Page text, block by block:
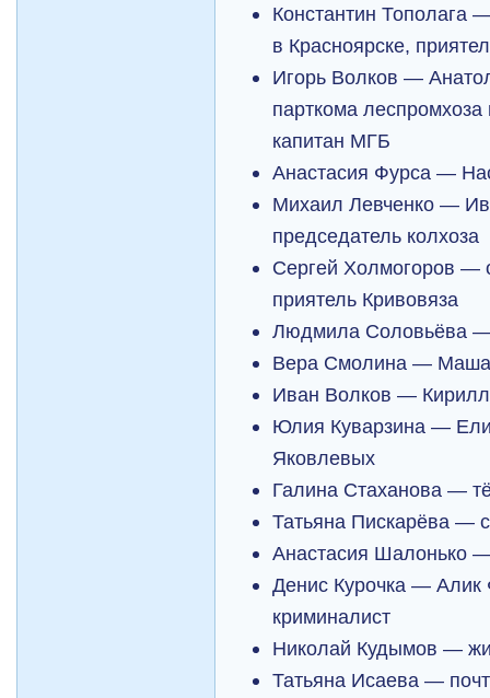
Константин Тополага
в Красноярске,
Игорь Волков —
парткома
капитан МГБ
Анастасия Фурса —
Михаил Левченко —
председатель колхоза
Сергей Холмогоров —
приятель Кривовяза
Людмила Соловьёва —
Вера Смолина —
Иван Волков —
Юлия Куварзина —
Яковлевых
Галина Стаханова —
Татьяна Пискарёва —
Анастасия Шалонько
Денис Курочка —
криминалист
Николай Кудымов —
Татьяна Исаева —